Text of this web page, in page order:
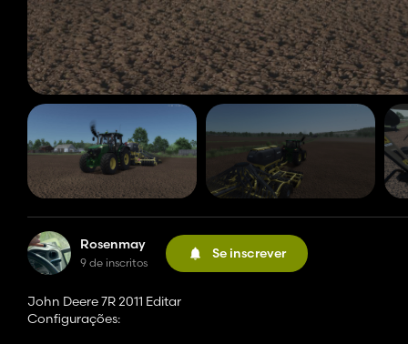
Rosenmay
9 de inscritos
Se inscrever
John Deere 7R 2011 Editar
Configurações: